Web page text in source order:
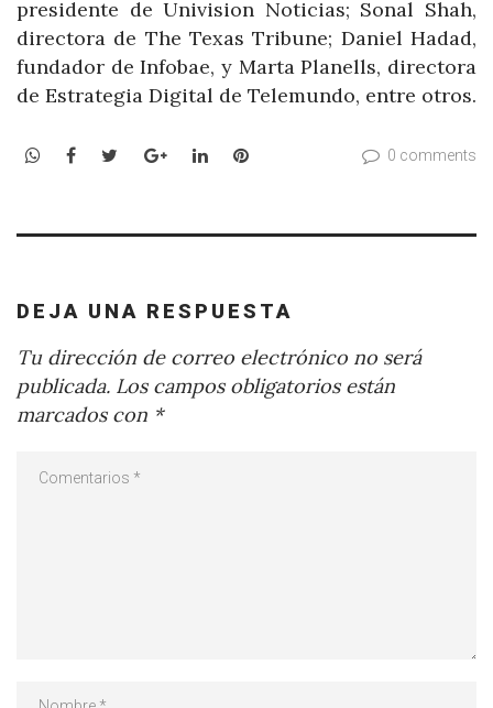
presidente de Univision Noticias; Sonal Shah,
directora de The Texas Tribune; Daniel Hadad,
fundador de Infobae, y Marta Planells, directora
de Estrategia Digital de Telemundo, entre otros.
WhatsApp
Facebook
TwitterGoogle+LinkedInPinterest 0 comments
DEJA UNA RESPUESTA
Tu dirección de correo electrónico no será
publicada. Los campos obligatorios están
marcados con *